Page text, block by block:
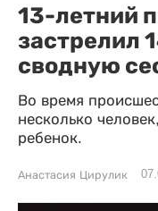
13-летний
застрелил
сводную
Во время
несколько
ребенок.
Анастасия Цирулик